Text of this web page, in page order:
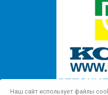
Наш сайт использует файлы